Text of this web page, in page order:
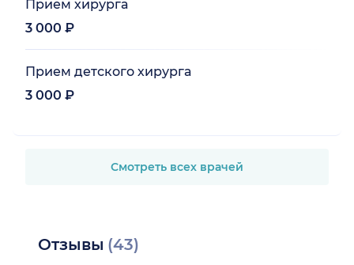
Прием хирурга
3 000 ₽
Прием детского хирурга
3 000 ₽
Смотреть всех врачей
Отзывы (43)